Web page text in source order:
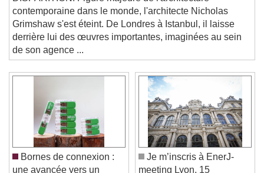
DISPARITION. Figure majeure de l'architecture
contemporaine dans le monde, l'architecte Nicholas
Grimshaw s'est éteint. De Londres à Istanbul, il laisse
derrière lui des œuvres importantes, imaginées au sein
de son agence ...
Bornes de connexion :
Je m’inscris à EnerJ-